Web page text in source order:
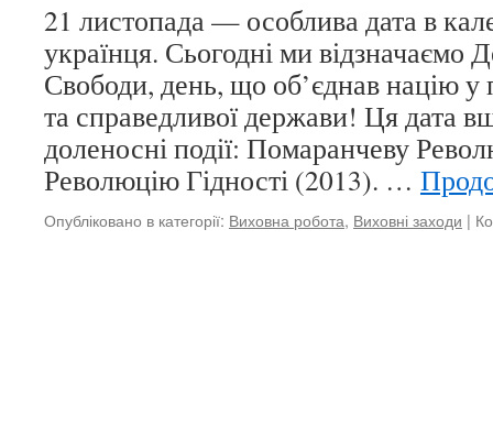
21 листопада — особлива дата в
українця. Сьогодні ми відзначаємо
Свободи, день, що об’єднав націю у
та справедливої держави! Ця дата
доленосні події: Помаранчеву
Революцію Гідності (2013). …
Опубліковано в категорії: Виховна робота, Виховні заходи |